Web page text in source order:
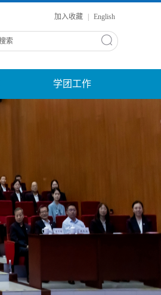
加入收藏 English
学团工作